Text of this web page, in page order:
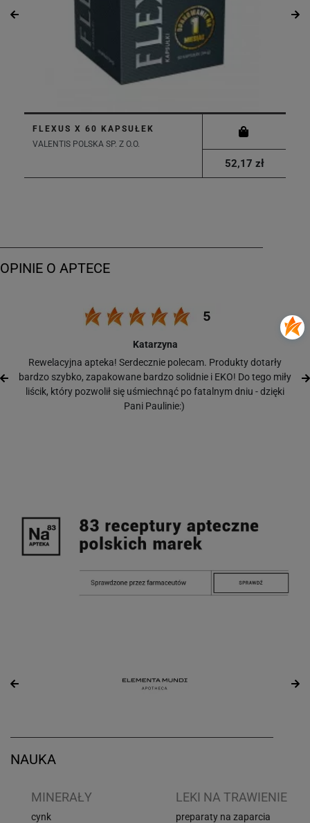
FLEXUS X 60 KAPSUŁEK
VALENTIS POLSKA SP. Z O.O.
52,17 zł
Katarzyna
Rewelacyjna apteka! Serdecznie polecam. Produkty dotarły
bardzo szybko, zapakowane bardzo solidnie i EKO! Do tego miły
liścik, który pozwolił się uśmiechnąć po fatalnym dniu - dzięki
Pani Paulinie:)
NAUKA
MINERAŁY
cynk
LEKI NA TRAWIENIE
preparaty na zaparcia